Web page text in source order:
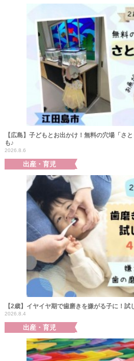
【広島】子どもとお出かけ！無料の穴場「さ
も♪
2026.8.6
出産・育児
【2歳】イヤイヤ期で歯磨きを嫌がる子に！
2026.8.4
出産・育児